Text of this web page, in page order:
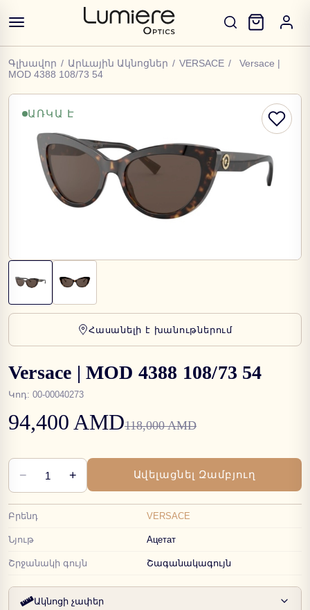
Գլխավոր / Արևային Ակնոցներ / VERSACE /
Versace |
MOD 4388 108/73 54
ԱՌԿԱ Է
Հասանելի է խանութներում
Versace | MOD 4388 108/73 54
Կոդ: 00-00040273
94,400 AMD118,000 AMD
− 1 + Ավելացնել Զամբյուղ
Բրենդ VERSACE
Նյութ Ацетат
Շրջանակի գույն Շագանակագույն
Ակնոցի չափեր